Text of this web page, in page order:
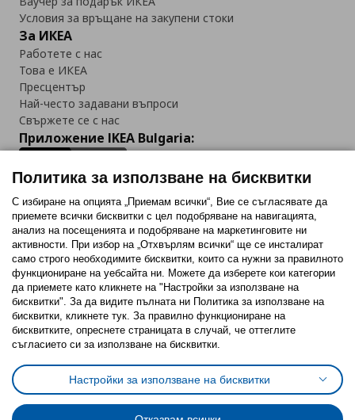
Условия за връщане на закупени стоки
За ИКЕА
Работете с нас
Това е ИКЕА
Пресцентър
Най-често задавани въпроси
Свържете се с нас
Приложение IKEA Bulgaria:
Последвайте ни:
FacebookTwitterYoutubePinterestInstagram
Политика за използване на бисквитки (Cookies)
Избор на настройки за използване на бисквитки
Условия за ползване на ikea.bgОбща политика за личните данни
Политика за защита на личните данни на ikea.bg
Общи условия на програма IKEA Family
Политика за използване на бисквитки
С избиране на опцията „Приемам всички“, Вие се съгласявате да
приемете всички бисквитки с цел подобряване на навигацията,
анализ на посещенията и подобряване на маркетинговите ни
активности. При избор на „Отхвърлям всички“ ще се инсталират
само строго необходимитe бисквитки, които са нужни за правилното
функциониране на уебсайта ни. Можете да изберете кои категории
да приемете като кликнете на "Настройки за използване на
бисквитки". За да видите пълната ни Политика за използване на
бисквитки, кликнете тук. За правилно функциониране на
бисквитките, опреснете страницата в случай, че оттеглите
съгласието си за използване на бисквитки.
Настройки за използване на бисквитки